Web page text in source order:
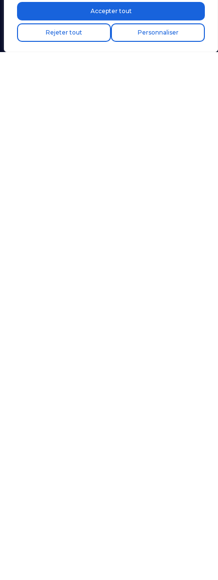
Personnaliser
Rejeter tout
Accepter tout
Livraison express gratuite !